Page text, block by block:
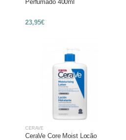
Perfumado 400ml
23,95€
CERAVE
CeraVe Core Moist Locão